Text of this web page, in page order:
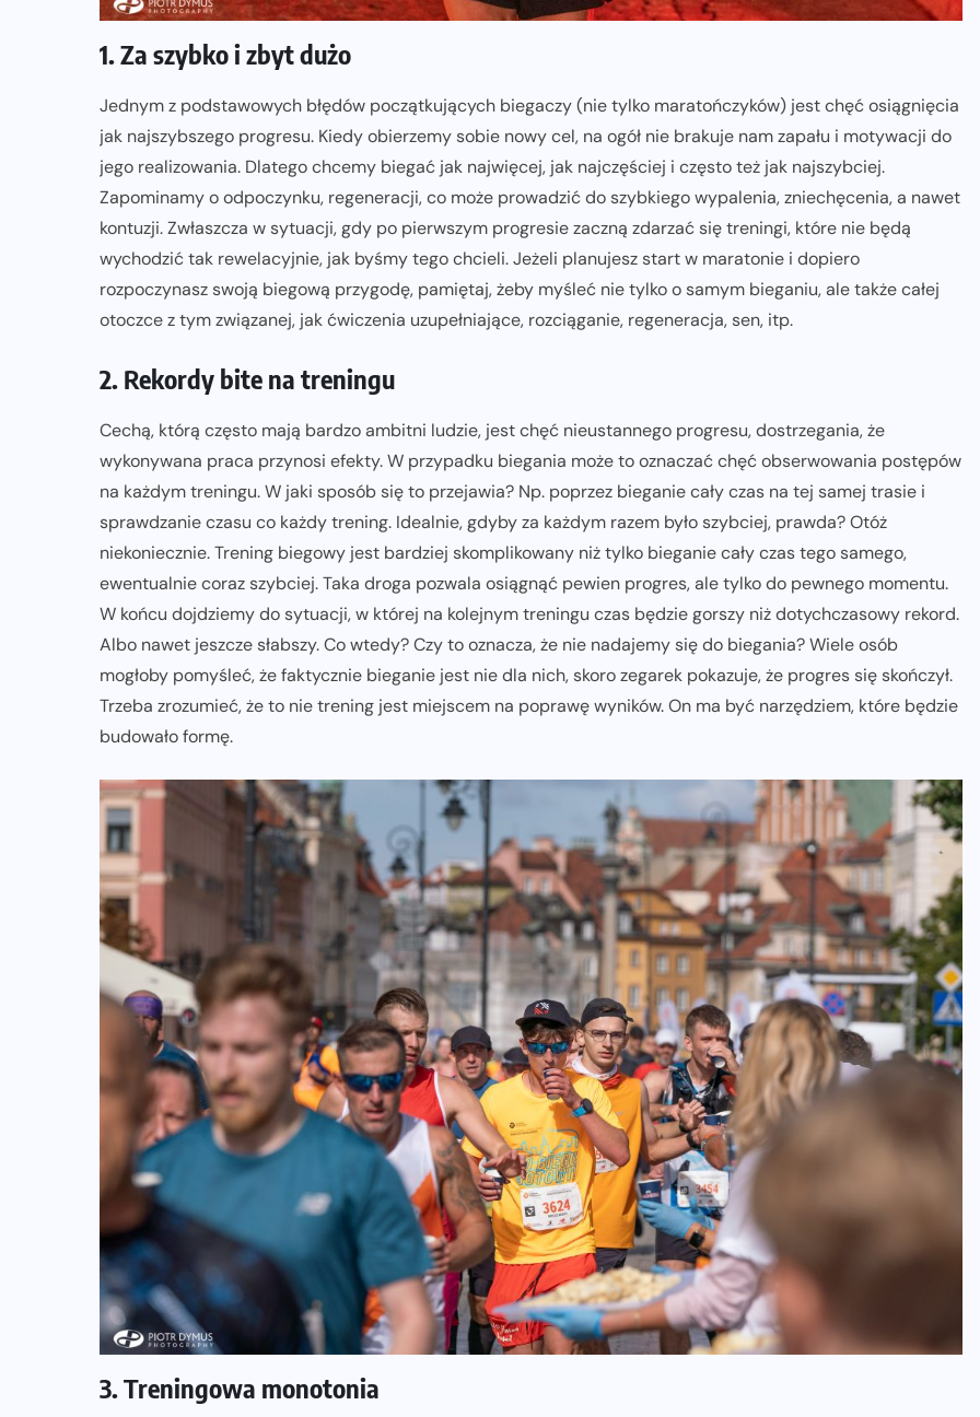
1. Za szybko i zbyt dużo
Jednym z podstawowych błędów początkujących biegaczy (nie tylko maratończyków) jest chęć osiągnięcia
jak najszybszego progresu. Kiedy obierzemy sobie nowy cel, na ogół nie brakuje nam zapału i motywacji do
jego realizowania. Dlatego chcemy biegać jak najwięcej, jak najczęściej i często też jak najszybciej.
Zapominamy o odpoczynku, regeneracji, co może prowadzić do szybkiego wypalenia, zniechęcenia, a nawet
kontuzji. Zwłaszcza w sytuacji, gdy po pierwszym progresie zaczną zdarzać się treningi, które nie będą
wychodzić tak rewelacyjnie, jak byśmy tego chcieli. Jeżeli planujesz start w maratonie i dopiero
rozpoczynasz swoją biegową przygodę, pamiętaj, żeby myśleć nie tylko o samym bieganiu, ale także całej
otoczce z tym związanej, jak ćwiczenia uzupełniające, rozciąganie, regeneracja, sen, itp.
2. Rekordy bite na treningu
Cechą, którą często mają bardzo ambitni ludzie, jest chęć nieustannego progresu, dostrzegania, że
wykonywana praca przynosi efekty. W przypadku biegania może to oznaczać chęć obserwowania postępów
na każdym treningu. W jaki sposób się to przejawia? Np. poprzez bieganie cały czas na tej samej trasie i
sprawdzanie czasu co każdy trening. Idealnie, gdyby za każdym razem było szybciej, prawda? Otóż
niekoniecznie. Trening biegowy jest bardziej skomplikowany niż tylko bieganie cały czas tego samego,
ewentualnie coraz szybciej. Taka droga pozwala osiągnąć pewien progres, ale tylko do pewnego momentu.
W końcu dojdziemy do sytuacji, w której na kolejnym treningu czas będzie gorszy niż dotychczasowy rekord.
Albo nawet jeszcze słabszy. Co wtedy? Czy to oznacza, że nie nadajemy się do biegania? Wiele osób
mogłoby pomyśleć, że faktycznie bieganie jest nie dla nich, skoro zegarek pokazuje, że progres się skończył.
Trzeba zrozumieć, że to nie trening jest miejscem na poprawę wyników. On ma być narzędziem, które będzie
budowało formę.
3. Treningowa monotonia